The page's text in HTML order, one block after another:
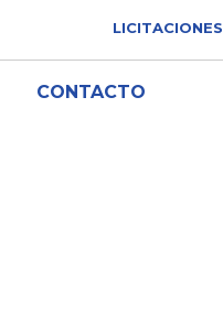
LICITACIONES
CONTACTO